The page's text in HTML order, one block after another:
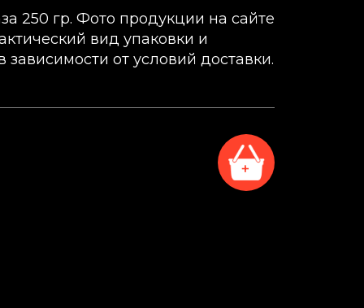
250 гр. Фото продукции на сайте
вид упаковки и
от условий доставки.
+